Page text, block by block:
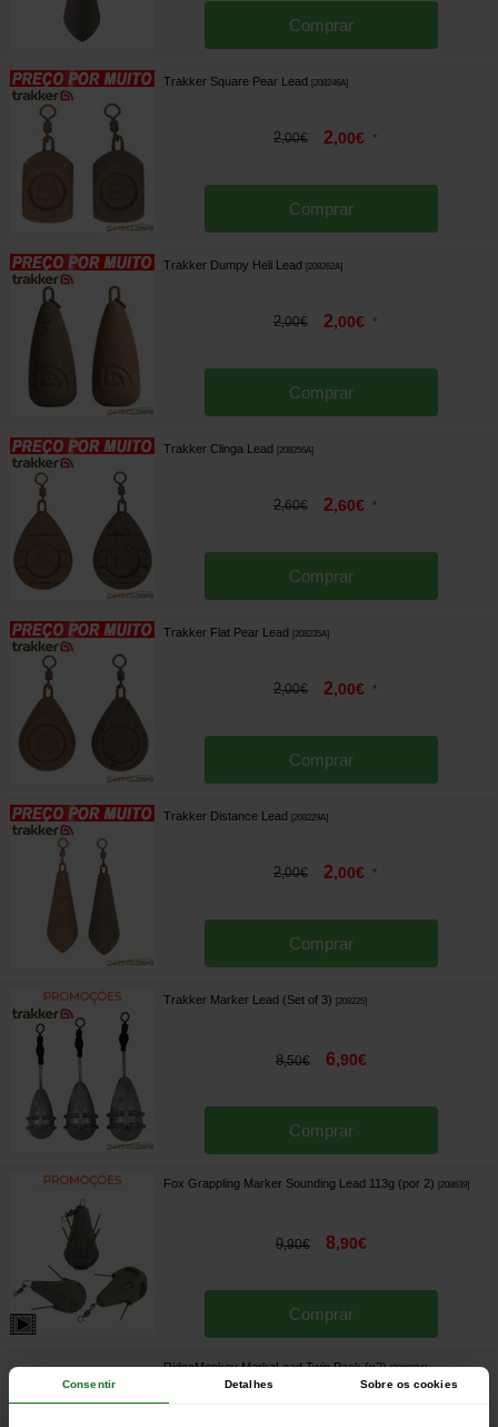
Consentir Detalhes Sobre os cookies
Comprar
Trakker Square Pear Lead [208246A]
2,00€ 2,00€ *
Comprar
Trakker Dumpy Heli Lead [208262A]
2,00€ 2,00€ *
Comprar
Trakker Clinga Lead [208256A]
2,60€ 2,60€ *
Comprar
Trakker Flat Pear Lead [208235A]
2,00€ 2,00€ *
Comprar
Trakker Distance Lead [208229A]
2,00€ 2,00€ *
Comprar
Trakker Marker Lead (Set of 3) [208225]
8,50€ 6,90€
Comprar
Fox Grappling Marker Sounding Lead 113g (por 2) [208639]
9,90€ 8,90€
Comprar
RidgeMonkey MarkaLead Twin Pack (x2) [208983A]